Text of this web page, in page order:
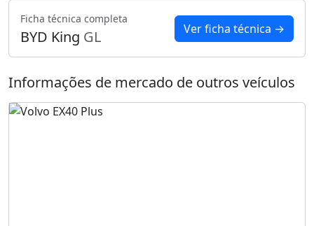
Ficha técnica completa
BYD King GL Ver ficha técnica →
Informações de mercado de outros veículos